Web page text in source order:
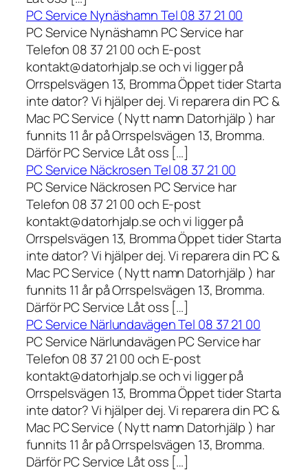
PC Service Nynäshamn Tel 08 37 21 00
PC Service Nynäshamn PC Service har
Telefon 08 37 21 00 och E-post
kontakt@datorhjalp.se och vi ligger på
Orrspelsvägen 13, Bromma Öppet tider Starta
inte dator? Vi hjälper dej. Vi reparera din PC &
Mac PC Service ( Nytt namn Datorhjälp ) har
funnits 11 år på Orrspelsvägen 13, Bromma.
Därför PC Service Låt oss […]
PC Service Näckrosen Tel 08 37 21 00
PC Service Näckrosen PC Service har
Telefon 08 37 21 00 och E-post
kontakt@datorhjalp.se och vi ligger på
Orrspelsvägen 13, Bromma Öppet tider Starta
inte dator? Vi hjälper dej. Vi reparera din PC &
Mac PC Service ( Nytt namn Datorhjälp ) har
funnits 11 år på Orrspelsvägen 13, Bromma.
Därför PC Service Låt oss […]
PC Service Närlundavägen Tel 08 37 21 00
PC Service Närlundavägen PC Service har
Telefon 08 37 21 00 och E-post
kontakt@datorhjalp.se och vi ligger på
Orrspelsvägen 13, Bromma Öppet tider Starta
inte dator? Vi hjälper dej. Vi reparera din PC &
Mac PC Service ( Nytt namn Datorhjälp ) har
funnits 11 år på Orrspelsvägen 13, Bromma.
Därför PC Service Låt oss […]